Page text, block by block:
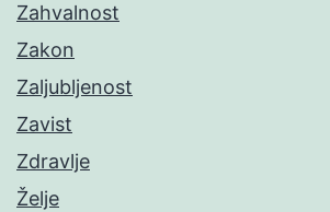
Zahvalnost
Zakon
Zaljubljenost
Zavist
Zdravlje
Želje